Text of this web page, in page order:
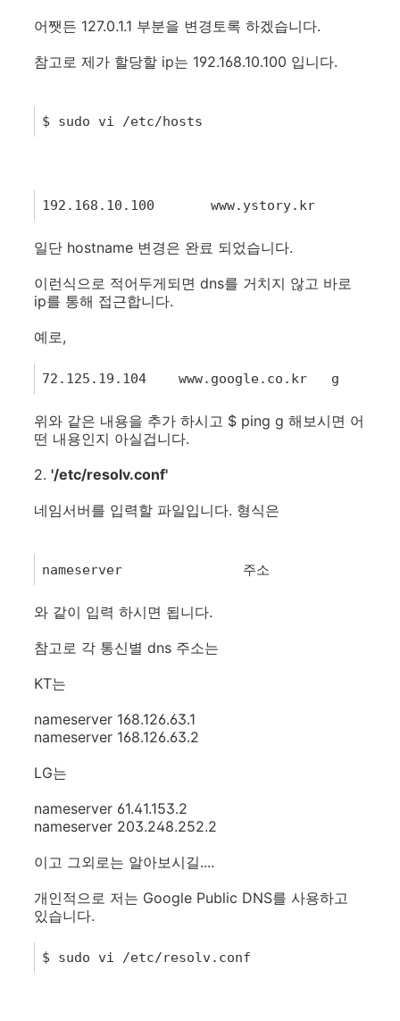
어쨋든 127.0.1.1 부분을 변경토록 하겠습니다.
참고로 제가 할당할 ip는 192.168.10.100 입니다.
1
$ sudo vi /etc/hosts
1
192.168.10.100 www. ystory. kr
일단 hostname 변경은 완료 되었습니다.
이런식으로 적어두게되면 dns를 거치지 않고 바로
ip를 통해 접근합니다.
예로,
1
72.125.19.104 www. google. co . kr g
위와 같은 내용을 추가 하시고 $ ping g 해보시면 어
떤 내용인지 아실겁니다.
2. '/etc/resolv.conf'
네임서버를 입력할 파일입니다. 형식은
1
nameserver 주소
와 같이 입력 하시면 됩니다.
참고로 각 통신별 dns 주소는
KT는
nameserver 168.126.63.1
nameserver 168.126.63.2
LG는
nameserver 61.41.153.2
nameserver 203.248.252.2
이고 그외로는 알아보시길....
개인적으로 저는 Google Public DNS를 사용하고
있습니다.
1
$ sudo vi /etc/resolv.conf